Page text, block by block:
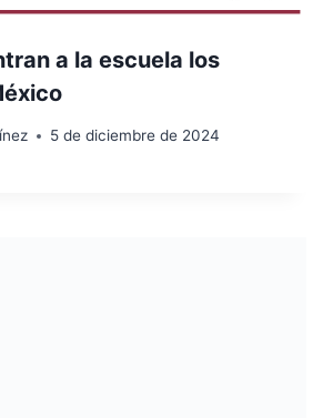
a la escuela los
5 de diciembre de 2024